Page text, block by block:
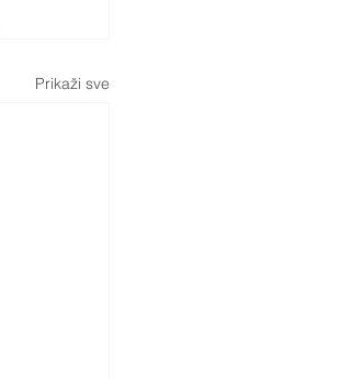
Prikaži sve